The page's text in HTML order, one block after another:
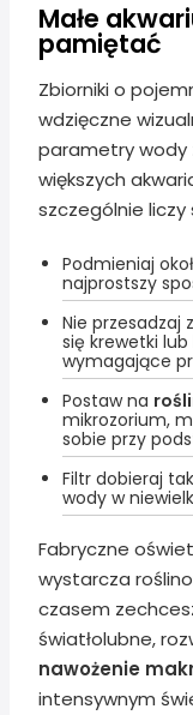
Małe
pamiętać
Zbiorniki o
wdzięczne
parametry wody
większych
szczególnie liczy
Podmieniaj
najprostszy
Nie przesadzaj
się krewetki
wymagające
Postaw na
mikrozorium,
sobie przy
Filtr dobieraj
wody w
Fabryczne
wystarcza
czasem
światłolubne,
nawożenie
intensywnym